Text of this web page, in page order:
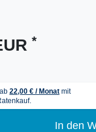
*
In den